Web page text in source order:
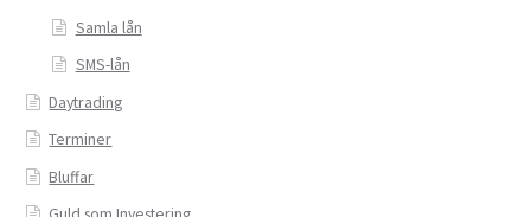
Samla lån
SMS-lån
Daytrading
Terminer
Bluffar